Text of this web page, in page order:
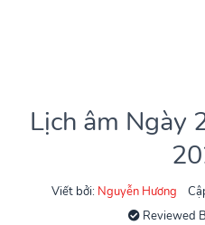
Lịch âm Ngày
Viết bởi: Nguyễn Hương
Reviewed